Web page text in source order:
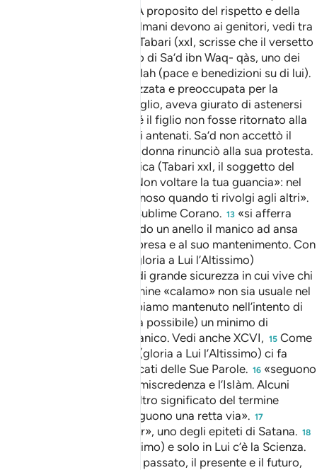
A proposito del rispetto e della
considerazione che i musulmani devono ai genitori, vedi tra
Tabari (xxI, scrisse che il versetto
scese in riferimento al caso di Sa‘d ibn Waq- qàs, uno dei
compagni dell’Inviato di Allah (pace e benedizioni su di lui).
La madre di Sa‘d, scandalizzata e preoccupata per la
conversione all’IsIàm del figlio, aveva giurato di astenersi
dal cibo e dall’acqua finché il figlio non fosse ritornato alla
religione idolatrica dei suoi antenati. Sa‘d non accettò il
ricatto e dopo tre giorni la donna rinunciò alla sua protesta.
Secondo l’esegesi classica (Tabari xxI, il soggetto del
«Non voltare la tua guancia»: nel
senso di «non essere sdegnoso quando ti rivolgi agli altri».
« un Libro luminoso»:il Sublime Corano. 13 «si afferra
all’ansa più salda»: formando un anello il manico ad ansa
offre maggior facilità alla presa e al suo mantenimento. Con
questa similitudine Allah (gloria a Lui l’Altissimo)
esemplifica la condizione di grande sicurezza in cui vive chi
Sebbene il termine «calamo» non sia usuale nel
linguaggio corrente, lo abbiamo mantenuto nell’intento di
conservare (quando ciò sia possibile) un minimo di
assonanza con il testo coranico. Vedi anche XCVI, 15 Come
già nel versetto VIII, Allah (gloria a Lui l’Altissimo) ci fa
intuire la vastità dei significati delle Sue Parole. 16 «seguono
una via intermedia»: tra la miscredenza e l’IsIàm. Alcuni
traduttori, scegliendo un altro significato del termine
«muqtased» scrivono: «seguono una retta via». 17
«l’Ingannatore»: «al-Gharùr», uno degli epiteti di Satana. 18
In Allah (gloria a Lui l’Altissimo) e solo in Lui c’è la Scienza.
Egli è Colui Che conosce il passato, il presente e il futuro,